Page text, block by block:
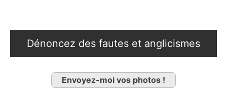
Dénoncez des fautes et anglicismes
Envoyez-moi vos photos !